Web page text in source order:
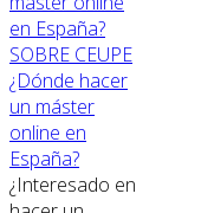
SOBRE CEUPE
¿Dónde hacer
un máster
online en
España?
¿Interesado en